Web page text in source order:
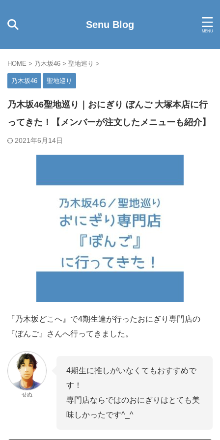
Senu Blog
HOME > 乃木坂46 > 聖地巡り >
乃木坂46 聖地巡り
乃木坂46聖地巡り｜おにぎり ぼんご 大塚本店に行
ってきた！【メンバーが注文したメニューも紹介】
2021年6月14日
『乃木坂どこへ』で4期生達が行ったおにぎり専門店の
『ぼんご』さんへ行ってきました。
せぬ
4期生に推しがいなくてもおすすめで
す！
専門店ならではのおにぎりはとても美
味しかったです^_^